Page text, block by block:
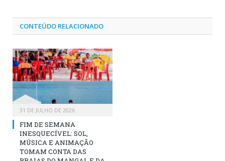
CONTEÚDO RELACIONADO
31 DE JULHO DE 2026
FIM DE SEMANA
INESQUECÍVEL: SOL,
MÚSICA E ANIMAÇÃO
TOMAM CONTA DAS